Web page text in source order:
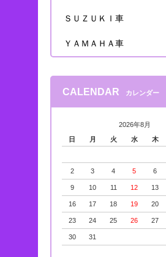
ＳＵＺＵＫＩ車
ＹＡＭＡＨＡ車
CALENDAR カレンダー
2026年8月
日
月 火 水 木
2 3 4 5 6
9 10 11 12 13
16 17 18 19 20
23 24 25 26 27
30 31